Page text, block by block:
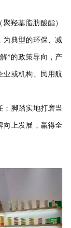
羟基脂肪酸酯）
为典型的环保、减
”的政策导向，产
业或机构、民用航
；脚踏实地打磨当
向上发展 ，赢得全